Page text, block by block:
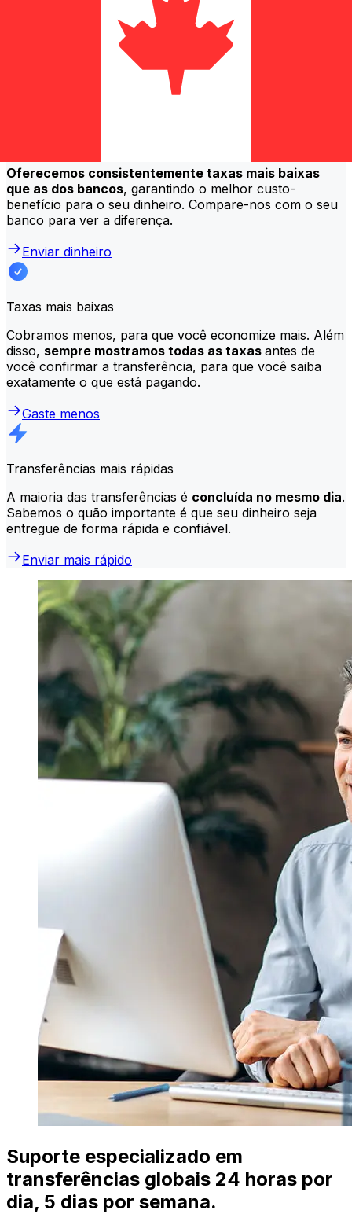
Por que transferir com a Xe em vez
de bancos tradicionais?
Oferecemos consistentemente taxas mais baixas
que as dos bancos, garantindo o melhor custo-
benefício para o seu dinheiro. Compare-nos com o seu
banco para ver a diferença.
Enviar dinheiro
Taxas mais baixas
Cobramos menos, para que você economize mais. Além
disso, sempre mostramos todas as taxas antes de
você confirmar a transferência, para que você saiba
exatamente o que está pagando.
Gaste menos
Transferências mais rápidas
A maioria das transferências é concluída no mesmo dia.
Sabemos o quão importante é que seu dinheiro seja
entregue de forma rápida e confiável.
Enviar mais rápido
Suporte especializado em
transferências globais 24 horas por
dia, 5 dias por semana.